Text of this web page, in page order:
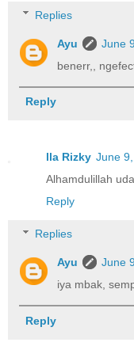
Replies
Ayu
June
benerr,,
Reply
lla Rizky June
Alhamdulillah
Reply
Replies
Ayu
June
iya mbak,
Reply